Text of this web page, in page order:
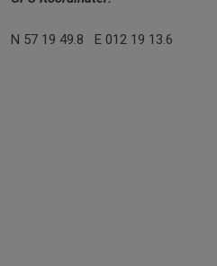
N 57 19 49.8 E 012 19 13.6